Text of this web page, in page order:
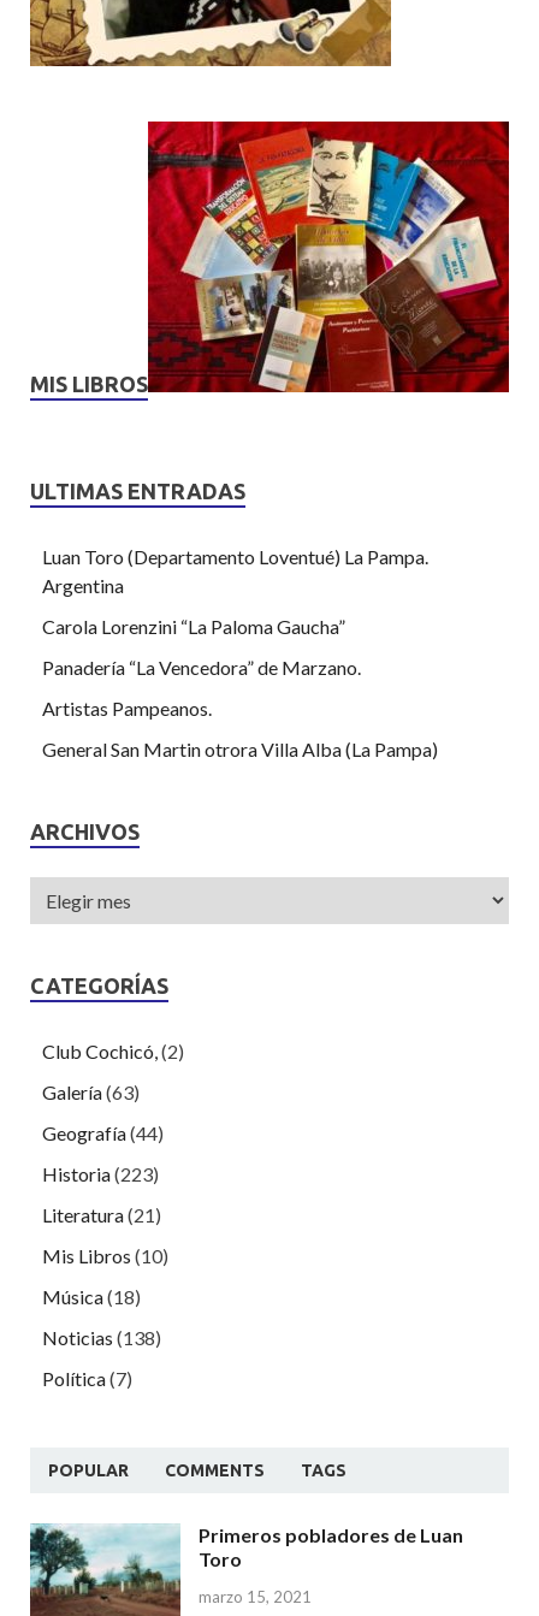
MIS LIBROS
ULTIMAS ENTRADAS
Luan Toro (Departamento Loventué) La Pampa.
Argentina
Carola Lorenzini “La Paloma Gaucha”
Panadería “La Vencedora” de Marzano.
Artistas Pampeanos.
General San Martin otrora Villa Alba (La Pampa)
ARCHIVOS
CATEGORÍAS
Club Cochicó, (2)
Galería(63)
Geografía(44)
Historia(223)
Literatura(21)
Mis Libros (10)
Música(18)
Noticias (138)
Política(7)
POPULAR COMMENTS TAGS
Primeros pobladores de Luan
Toro
marzo 15, 2021